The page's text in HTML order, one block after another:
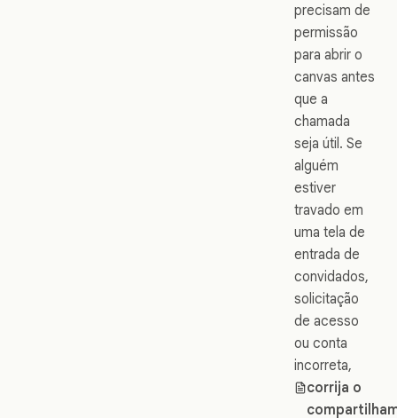
precisam de
permissão
para abrir o
canvas antes
que a
chamada
seja útil. Se
alguém
estiver
travado em
uma tela de
entrada de
convidados,
solicitação
de acesso
ou conta
incorreta,
corrija o